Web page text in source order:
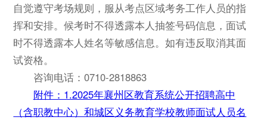
自觉遵守考场规则，服从考点区域考务工作人员的指
挥和安排。候考时不得透露本人抽签号码信息，面试
时不得透露本人姓名等敏感信息。如有违反取消其面
试资格。
咨询电话：0710-2818863
附件：1.2025年襄州区教育系统公开招聘高中
（含职教中心）和城区义务教育学校教师面试人员名